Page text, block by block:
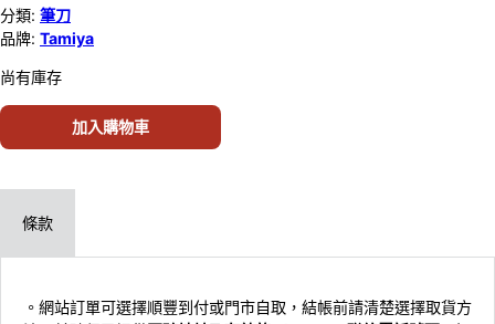
分類: 筆刀
品牌: Tamiya
尚有庫存
加入購物車
條款
。網站訂單可選擇順豐到付或門市自取，結帳前請清楚選擇取貨方